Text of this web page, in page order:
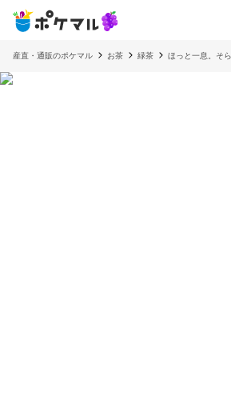
産直・通販のポケマル お茶 緑茶 ほっと一息。そ